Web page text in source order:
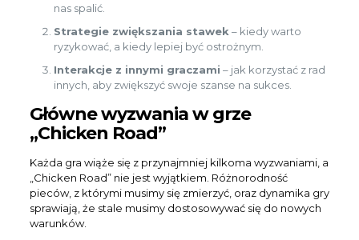
nas spalić.
Strategie zwiększania stawek – kiedy warto
ryzykować, a kiedy lepiej być ostrożnym.
Interakcje z innymi graczami – jak korzystać z rad
innych, aby zwiększyć swoje szanse na sukces.
Główne wyzwania w grze
„Chicken Road”
Każda gra wiąże się z przynajmniej kilkoma wyzwaniami, a
„Chicken Road” nie jest wyjątkiem. Różnorodność
pieców, z którymi musimy się zmierzyć, oraz dynamika gry
sprawiają, że stale musimy dostosowywać się do nowych
warunków.